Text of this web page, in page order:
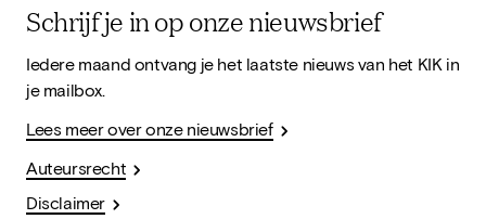
Schrijf je in op onze nieuwsbrief
Iedere maand ontvang je het laatste nieuws van het KIK in
je mailbox.
Lees meer over onze nieuwsbrief
Auteursrecht
Disclaimer